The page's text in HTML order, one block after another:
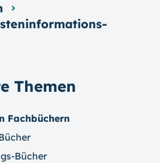
Themen
Fachbüchern
Bücher